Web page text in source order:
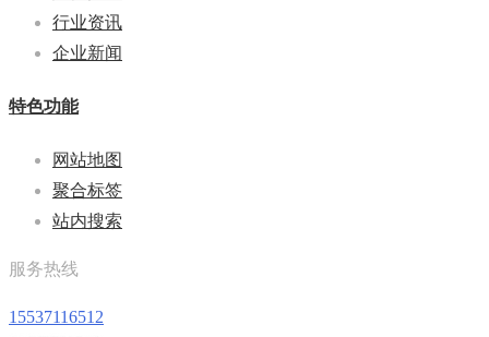
行业资讯
企业新闻
特色功能
网站地图
聚合标签
站内搜索
服务热线
15537116512